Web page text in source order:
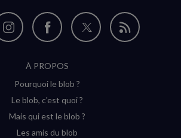
Nous
Instagram
(nouvelle
Nous
sur
Facebook
(nouvelle
Nous
Flux
À PROPOS
Pourquoi le blob ?
Le blob, c'est quoi ?
Mais qui est le blob ?
Les amis du blob